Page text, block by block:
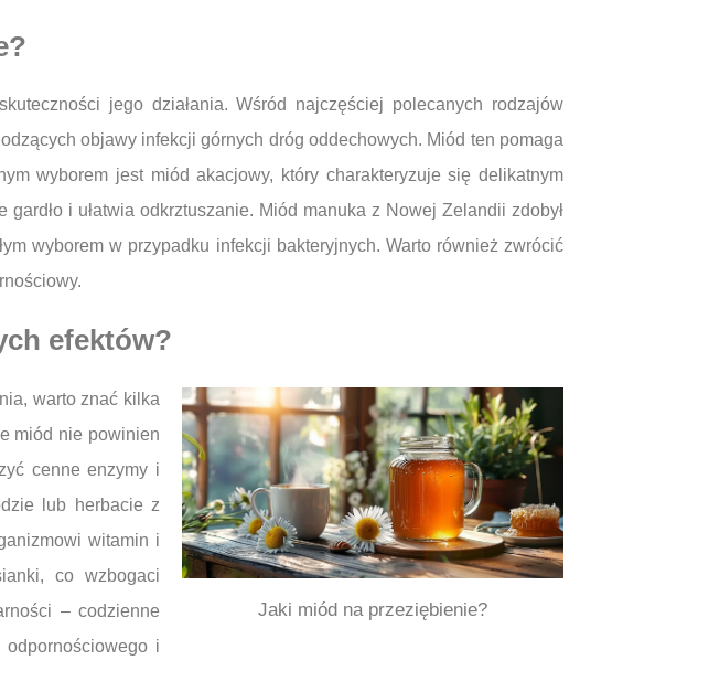
jego działania. Wśród najczęściej polecanych rodzajów
objawy infekcji górnych dróg oddechowych. Miód ten pomaga
wyborem jest miód akacjowy, który charakteryzuje się delikatnym
i ułatwia odkrztuszanie. Miód manuka z Nowej Zelandii zdobył
wyborem w przypadku infekcji bakteryjnych. Warto również zwrócić
efektów?
Jaki miód na przeziębienie?
warto znać kilka
miód nie powinien
cenne enzymy i
lub herbacie z
witamin i
co wzbogaci
– codzienne
i